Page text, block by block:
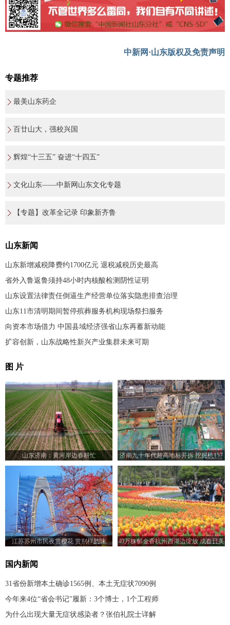
中新网·山东版权及免责声明
专题推荐
最美山东药企
百廿山大，强校兴国
辉煌“十三五” 奋进“十四五”
文化山东——中新网山东文化专题
【专题】改革全记录 印象新齐鲁
山东新闻
山东新增减税降费约1700亿元 退税减税历史最高
省外入鲁返鲁须持48小时内核酸检测阴性证明
山东设置法律责任倒逼生产经营单位落实隐患排查治理
山东11市清明期间暂停殡葬服务机构现场祭扫服务
向资本市场借力 中国县域经济强省山东再蓄新动能
扩容创新，山东战略性新兴产业集群未来可期
图 片
山东济南：黄河岸边春耕忙
济南九十年代超高地标开拆 挖掘机157
米楼顶作业
江苏苏州市民夜赏樱花 赏别样韵味
40万株郁金香杭州西湖边绽放 成春日美
国内新闻
31省份新增本土确诊1565例、本土无症状7090例
今年来4位“省会书记”履新：3个博士，1个工程师
为什么出现大量无症状感染者？张伯礼院士详解